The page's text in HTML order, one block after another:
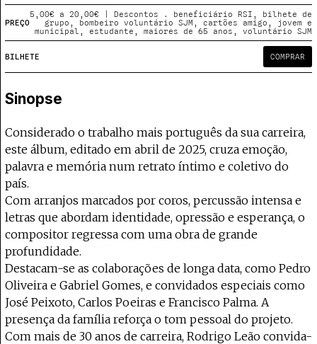
Projecto e Equipa
Estatuto Editorial
Ficha Técnica
Política de privacidade
Contactar
Política de privacidade - App
o Coffeepaste e ajuda-nos a chegar mais longe. Mantém viva a cultura independente —
Apoiar
PREÇO
5,00€ a 20,00€ | Descontos . beneficiário RSI, bilhete de
grupo, bombeiro voluntário SJM, cartões amigo, jovem e
municipal, estudante, maiores de 65 anos, voluntário SJM
BILHETE COMPRAR
Sinopse
Considerado o trabalho mais português da sua carreira,
este álbum, editado em abril de 2025, cruza emoção,
palavra e memória num retrato íntimo e coletivo do
país.
Com arranjos marcados por coros, percussão intensa e
letras que abordam identidade, opressão e esperança, o
compositor regressa com uma obra de grande
profundidade.
Destacam-se as colaborações de longa data, como Pedro
Oliveira e Gabriel Gomes, e convidados especiais como
José Peixoto, Carlos Poeiras e Francisco Palma. A
presença da família reforça o tom pessoal do projeto.
Com mais de 30 anos de carreira, Rodrigo Leão convida-